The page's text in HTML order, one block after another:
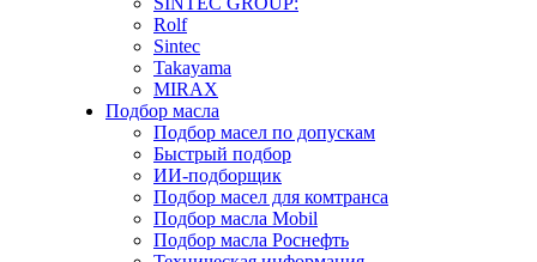
Rolf
Sintec
Takayama
MIRAX
Подбор масла
Подбор масел по допускам
Быстрый подбор
ИИ-подборщик
Подбор масел для комтранса
Подбор масла Mobil
Подбор масла Роснефть